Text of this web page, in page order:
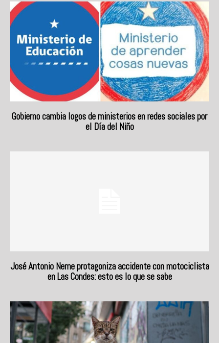
Gobierno cambia logos de ministerios en redes sociales por
el Día del Niño
José Antonio Neme protagoniza accidente con motociclista
en Las Condes: esto es lo que se sabe